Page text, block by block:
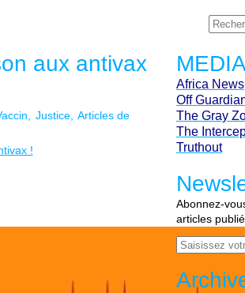
aux antivax
Justice Articles de
Africa News
Off
The Gray
The
Truthout
Abonnez-
articles
Email